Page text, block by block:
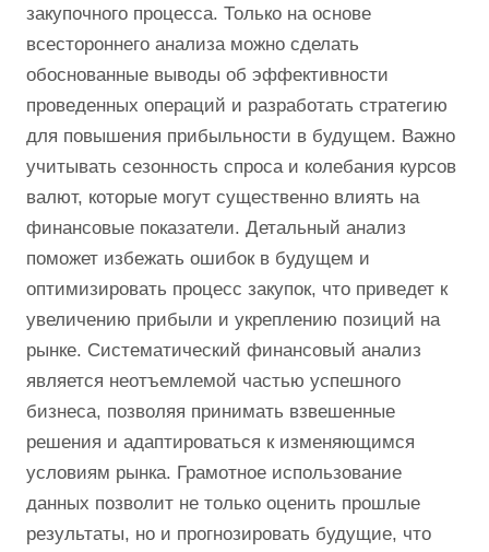
закупочного процесса. Только на основе
всестороннего анализа можно сделать
обоснованные выводы об эффективности
проведенных операций и разработать стратегию
для повышения прибыльности в будущем. Важно
учитывать сезонность спроса и колебания курсов
валют, которые могут существенно влиять на
финансовые показатели. Детальный анализ
поможет избежать ошибок в будущем и
оптимизировать процесс закупок, что приведет к
увеличению прибыли и укреплению позиций на
рынке. Систематический финансовый анализ
является неотъемлемой частью успешного
бизнеса, позволяя принимать взвешенные
решения и адаптироваться к изменяющимся
условиям рынка. Грамотное использование
данных позволит не только оценить прошлые
результаты, но и прогнозировать будущие, что